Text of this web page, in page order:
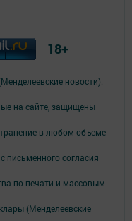
новости).
на сайте, защищены
в любом объеме
письменного согласия
по печати и массовым
(Менделеевские
18+